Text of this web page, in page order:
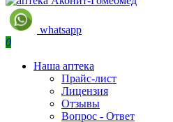
whatsapp
0
Наша аптека
Прайс-лист
Лицензия
Отзывы
Вопрос - Ответ